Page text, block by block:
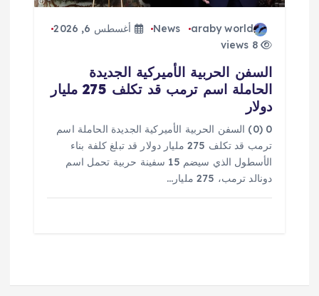
araby world
News
أغسطس 6, 2026
8 views
السفن الحربية الأميركية الجديدة
الحاملة اسم ترمب قد تكلف 275 مليار
دولار
0 (0) السفن الحربية الأميركية الجديدة الحاملة اسم
ترمب قد تكلف 275 مليار دولار قد تبلغ كلفة بناء
الأسطول الذي سيضم 15 سفينة حربية تحمل اسم
دونالد ترمب، 275 مليار…